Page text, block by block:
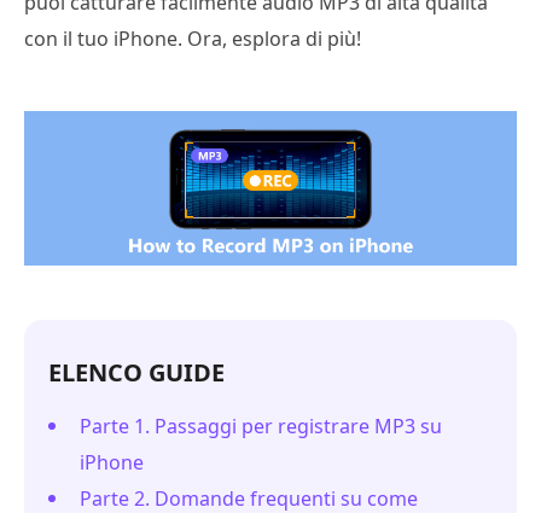
con il tuo iPhone. Ora, esplora di più!
ELENCO GUIDE
Parte 1. Passaggi per registrare MP3 su
iPhone
Parte 2. Domande frequenti su come